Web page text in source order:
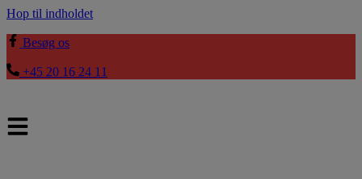
Hop til indholdet
Besøg os
+45 20 16 24 11